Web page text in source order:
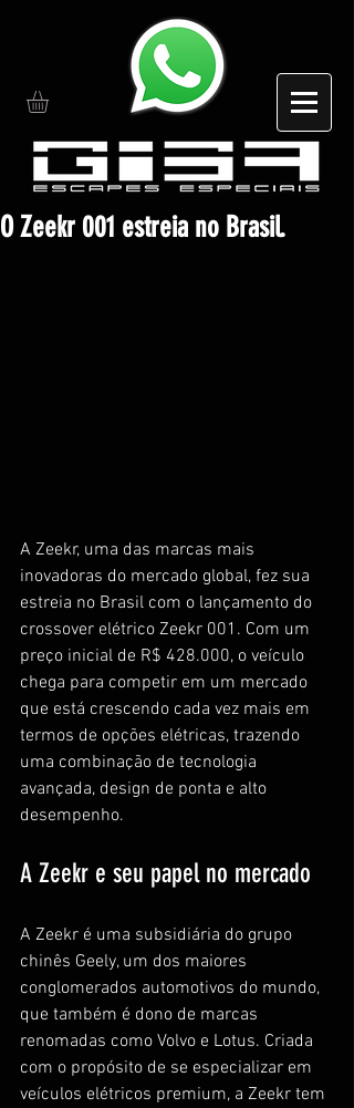
O Zeekr 001 estreia no Brasil.
A Zeekr, uma das marcas mais
inovadoras do mercado global, fez sua
estreia no Brasil com o lançamento do
crossover elétrico Zeekr 001. Com um
preço inicial de R$ 428.000, o veículo
chega para competir em um mercado
que está crescendo cada vez mais em
termos de opções elétricas, trazendo
uma combinação de tecnologia
avançada, design de ponta e alto
desempenho.
A Zeekr e seu papel no mercado
A Zeekr é uma subsidiária do grupo
chinês Geely, um dos maiores
conglomerados automotivos do mundo,
que também é dono de marcas
renomadas como Volvo e Lotus. Criada
com o propósito de se especializar em
veículos elétricos premium, a Zeekr tem